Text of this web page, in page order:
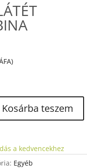
Kosárba teszem
a kedvencekhez
Egyéb